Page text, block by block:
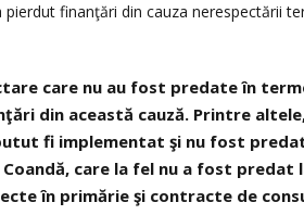
finanţări din cauza nerespectării
care nu au fost predate în
din această cauză. Printre
fi implementat şi nu fost
care la fel nu a fost
în primărie şi contracte de